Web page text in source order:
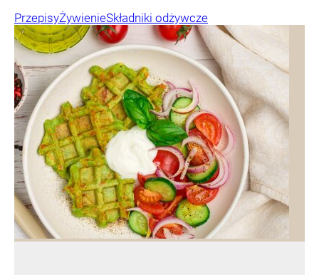
PrzepisyŻywienieSkładniki odżywcze